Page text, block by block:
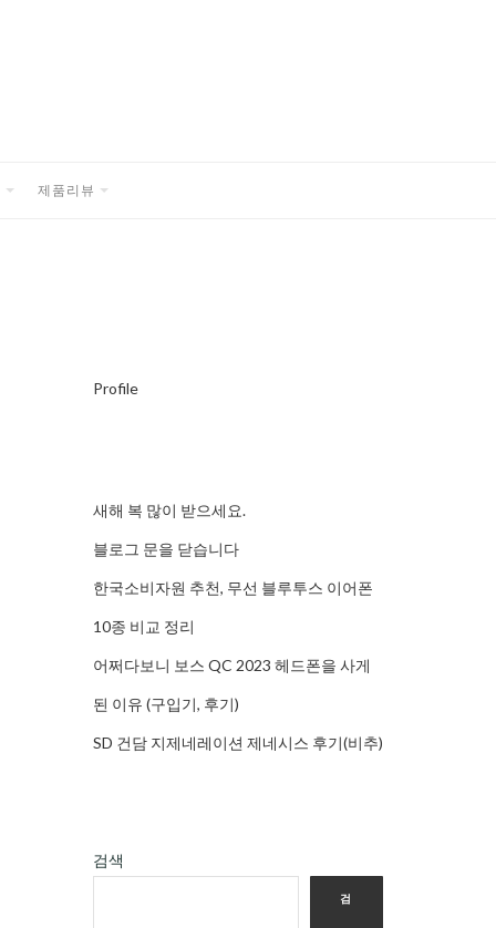
제품리뷰
Profile
새해 복 많이 받으세요.
블로그 문을 닫습니다
한국소비자원 추천, 무선 블루투스 이어폰
10종 비교 정리
어쩌다보니 보스 QC 2023 헤드폰을 사게
된 이유 (구입기, 후기)
SD 건담 지제네레이션 제네시스 후기(비추)
검색
검